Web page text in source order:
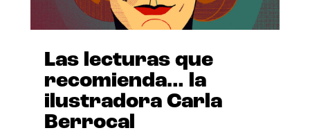
Las lecturas que
recomienda… la
ilustradora Carla
Berrocal